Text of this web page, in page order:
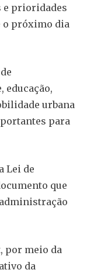
e prioridades
o próximo dia
educação,
urbana
para
Lei de
que
por meio da
da